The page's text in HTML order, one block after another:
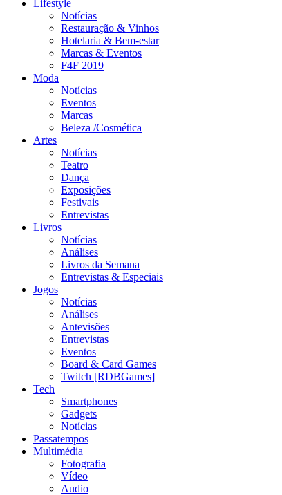
Lifestyle
Notícias
Restauração & Vinhos
Hotelaria & Bem-estar
Marcas & Eventos
F4F 2019
Moda
Notícias
Eventos
Marcas
Beleza /Cosmética
Artes
Notícias
Teatro
Dança
Exposições
Festivais
Entrevistas
Livros
Notícias
Análises
Livros da Semana
Entrevistas & Especiais
Jogos
Notícias
Análises
Antevisões
Entrevistas
Eventos
Board & Card Games
Twitch [RDBGames]
Tech
Smartphones
Gadgets
Notícias
Passatempos
Multimédia
Fotografia
Vídeo
Audio